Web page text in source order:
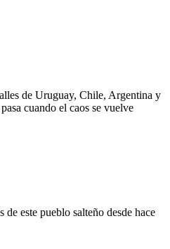
de Uruguay, Chile, Argentina y
cuando el caos se vuelve
este pueblo salteño desde hace